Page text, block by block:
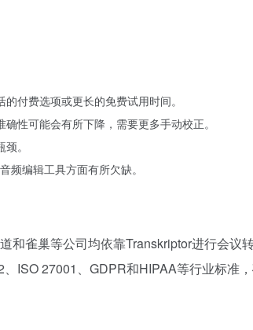
付费选项或更长的免费试用时间。
性可能会有所下降，需要更多手动校正。
。
编辑工具方面有所欠缺。
雀巢等公司均依靠Transkriptor进行会议
ISO 27001、GDPR和HIPAA等行业标准